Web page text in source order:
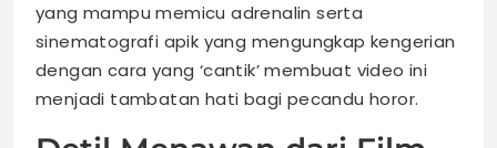
yang mampu memicu adrenalin serta
sinematografi apik yang mengungkap kengerian
dengan cara yang ‘cantik’ membuat video ini
menjadi tambatan hati bagi pecandu horor.